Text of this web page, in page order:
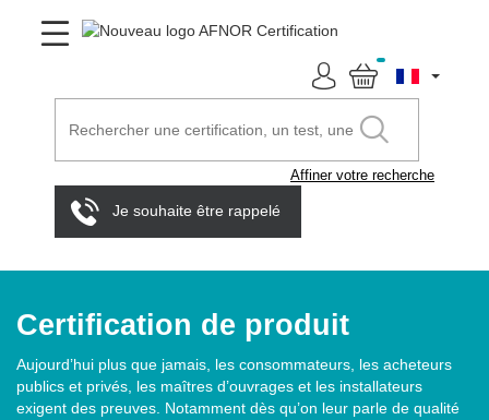
Affiner votre recherche
Je souhaite être rappelé
Certification de produit
Aujourd’hui plus que jamais, les consommateurs, les acheteurs
publics et privés, les maîtres d’ouvrages et les installateurs
exigent des preuves. Notamment dès qu’on leur parle de qualité